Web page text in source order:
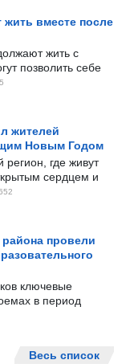
вместе после
жить с
позволить себе
жителей
Новым Годом
где живут
сердцем и
провели
ключевые
в период
Весь список